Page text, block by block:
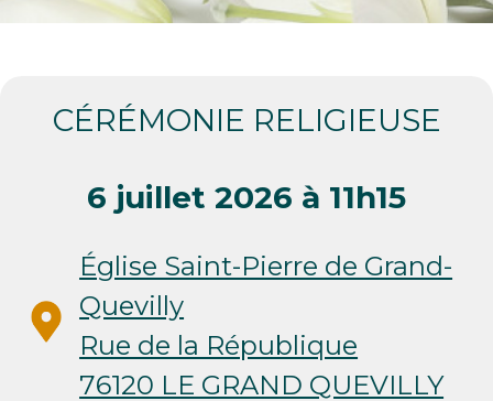
CÉRÉMONIE RELIGIEUSE
6 juillet 2026 à 11h15
Église Saint-Pierre de Grand-
Quevilly
Rue de la République
76120 LE GRAND QUEVILLY